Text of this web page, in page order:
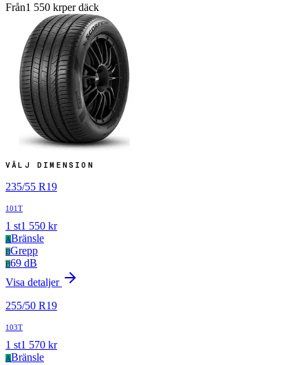
Från1 550 krper däck
VÄLJ DIMENSION
235/55 R19
101T
1 st1 550 kr
ABränsle
BGrepp
B69 dB
Visa detaljer
255/50 R19
103T
1 st1 570 kr
ABränsle